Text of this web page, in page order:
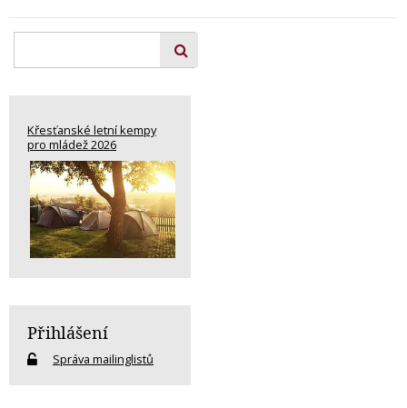
Křesťanské letní kempy
pro mládež 2026
Přihlášení
Správa mailinglistů